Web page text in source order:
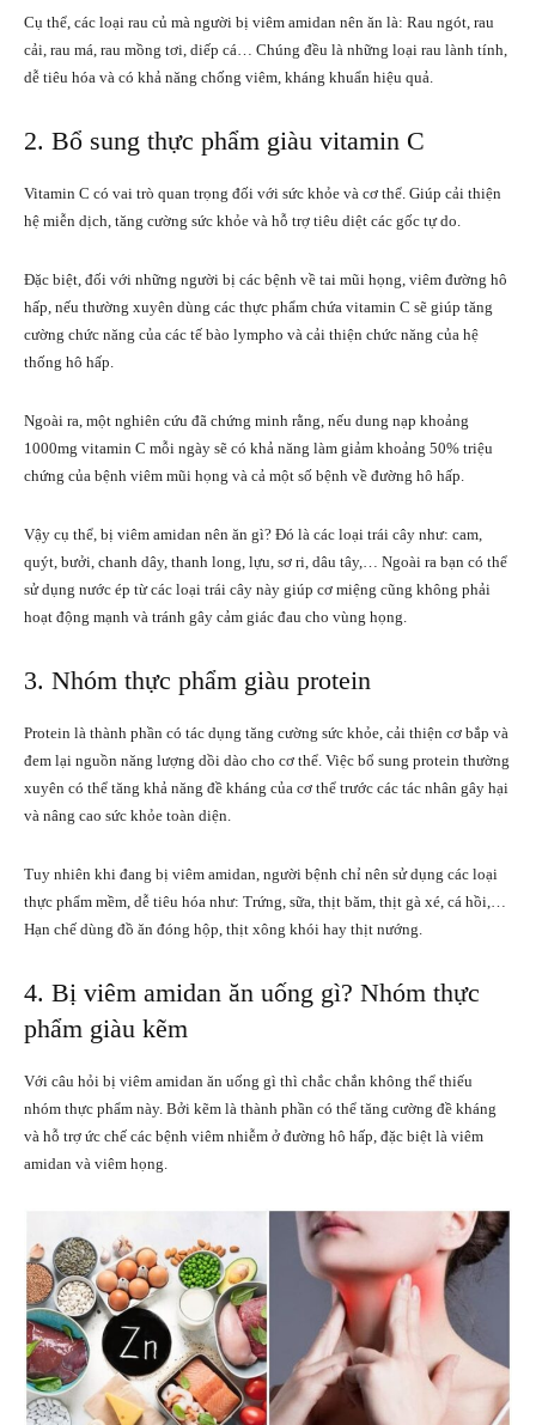
Cụ thể, các loại rau củ mà người bị viêm amidan nên ăn là: Rau ngót, rau
cải, rau má, rau mồng tơi, diếp cá… Chúng đều là những loại rau lành tính,
dễ tiêu hóa và có khả năng chống viêm, kháng khuẩn hiệu quả.
2. Bổ sung thực phẩm giàu vitamin C
Vitamin C có vai trò quan trọng đối với sức khỏe và cơ thể. Giúp cải thiện
hệ miễn dịch, tăng cường sức khỏe và hỗ trợ tiêu diệt các gốc tự do.
Đặc biệt, đối với những người bị các bệnh về tai mũi họng, viêm đường hô
hấp, nếu thường xuyên dùng các thực phẩm chứa vitamin C sẽ giúp tăng
cường chức năng của các tế bào lympho và cải thiện chức năng của hệ
thống hô hấp.
Ngoài ra, một nghiên cứu đã chứng minh rằng, nếu dung nạp khoảng
1000mg vitamin C mỗi ngày sẽ có khả năng làm giảm khoảng 50% triệu
chứng của bệnh viêm mũi họng và cả một số bệnh về đường hô hấp.
Vậy cụ thể, bị viêm amidan nên ăn gì? Đó là các loại trái cây như: cam,
quýt, bưởi, chanh dây, thanh long, lựu, sơ ri, dâu tây,… Ngoài ra bạn có thể
sử dụng nước ép từ các loại trái cây này giúp cơ miệng cũng không phải
hoạt động mạnh và tránh gây cảm giác đau cho vùng họng.
3. Nhóm thực phẩm giàu protein
Protein là thành phần có tác dụng tăng cường sức khỏe, cải thiện cơ bắp và
đem lại nguồn năng lượng dồi dào cho cơ thể. Việc bổ sung protein thường
xuyên có thể tăng khả năng đề kháng của cơ thể trước các tác nhân gây hại
và nâng cao sức khỏe toàn diện.
Tuy nhiên khi đang bị viêm amidan, người bệnh chỉ nên sử dụng các loại
thực phẩm mềm, dễ tiêu hóa như: Trứng, sữa, thịt băm, thịt gà xé, cá hồi,…
Hạn chế dùng đồ ăn đóng hộp, thịt xông khói hay thịt nướng.
4. Bị viêm amidan ăn uống gì? Nhóm thực
phẩm giàu kẽm
Với câu hỏi bị viêm amidan ăn uống gì thì chắc chắn không thể thiếu
nhóm thực phẩm này. Bởi kẽm là thành phần có thể tăng cường đề kháng
và hỗ trợ ức chế các bệnh viêm nhiễm ở đường hô hấp, đặc biệt là viêm
amidan và viêm họng.